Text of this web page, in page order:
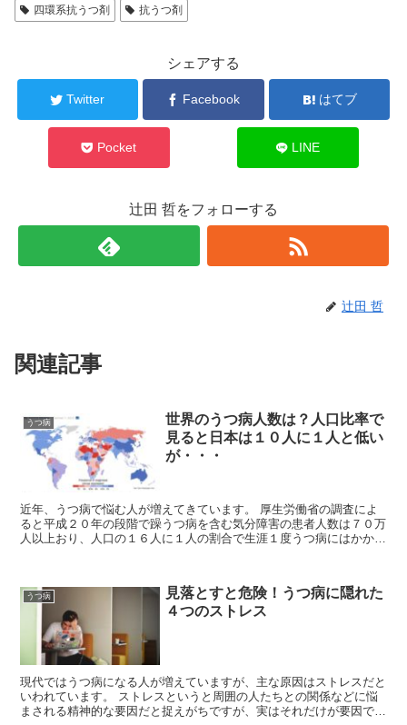
四環系抗うつ剤
抗うつ剤
シェアする
Twitter Facebook はてブ
Pocket LINE
辻田 哲をフォローする
辻田 哲
関連記事
うつ病
世界のうつ病人数は？人口比率で
見ると日本は１０人に１人と低い
が・・・
近年、うつ病で悩む人が増えてきています。 厚生労働省の調査によ
ると平成２０年の段階で躁うつ病を含む気分障害の患者人数は７０万
人以上おり、人口の１６人に１人の割合で生涯１度うつ病にはかかる
うつ病
見落とすと危険！うつ病に隠れた
４つのストレス
現代ではうつ病になる人が増えていますが、主な原因はストレスだと
いわれています。 ストレスというと周囲の人たちとの関係などに悩
まされる精神的な要因だと捉えがちですが、実はそれだけが要因では